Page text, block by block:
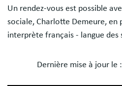
Un rendez-vous est possible
sociale, Charlotte Demeure, en
interprète français - langue des
Dernière mise à jour le :